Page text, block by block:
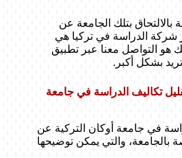
بتلك الجامعة عن
شركة الدراسة في تركيا هي
هو التواصل معنا عبر تطبيق
بشكل أكبر.
تكاليف الدراسة في جامعة
في جامعة أوكان التركية عن
بالجامعة، والتي يمكن توضيحها